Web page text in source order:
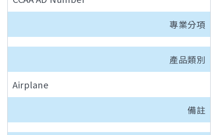
專業分項
產品類別
Airplane
備註